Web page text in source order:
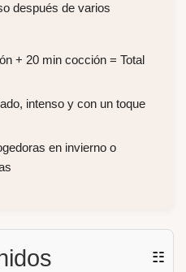
después de varios
+ 20 min cocción = Total
intenso y con un toque
en invierno o
☷